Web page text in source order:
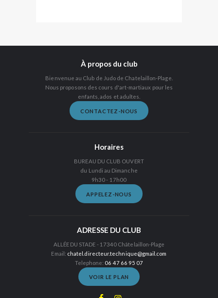
À propos du club
Bienvenue au Club de Judo de Chatelaillon-Plage.
Nous proposons des cours d'art-martiaux pour les
enfants, ados et adultes.
CONTACTEZ-NOUS
Horaires
BUREAU DU CLUB OUVERT
du Lundi au Dimanche
9h30 - 17h00
APPELEZ-NOUS
ADRESSE DU CLUB
ALLÉE DU STADE - 17340 Châtelaillon-Plage
Email: chatel.directeur.technique@gmail.com
Telephone: 06 47 66 95 07
VOIR LE PLAN